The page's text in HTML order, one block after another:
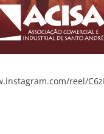
reel/